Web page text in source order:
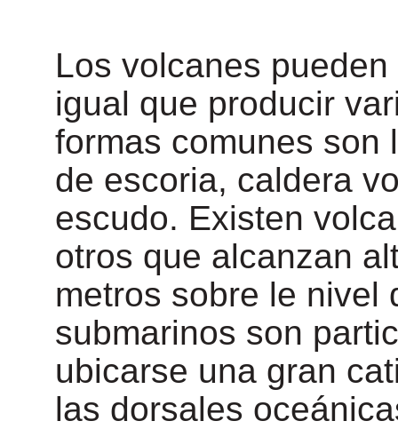
Los volcanes
igual que producir
formas comunes son
de escoria, caldera
escudo. Existen
otros que alcanzan
metros sobre le nivel
submarinos son
ubicarse una gran
las dorsales